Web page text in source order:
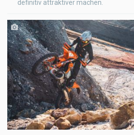
definitiv attraktiver machen.